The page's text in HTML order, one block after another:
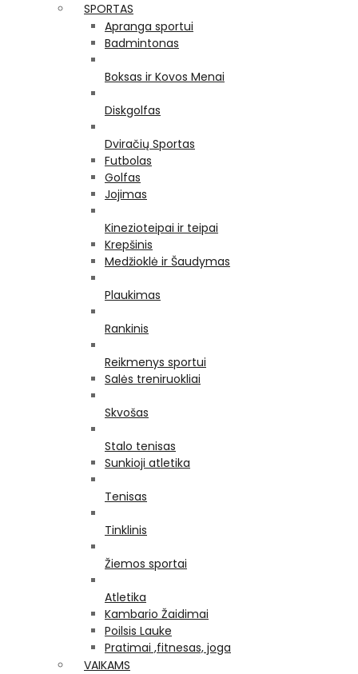
SPORTAS
Apranga sportui
Badmintonas
Boksas ir Kovos Menai
Diskgolfas
Dviračių Sportas
Futbolas
Golfas
Jojimas
Kinezioteipai ir teipai
Krepšinis
Medžioklė ir Šaudymas
Plaukimas
Rankinis
Reikmenys sportui
Salės treniruokliai
Skvošas
Stalo tenisas
Sunkioji atletika
Tenisas
Tinklinis
Žiemos sportai
Atletika
Kambario Žaidimai
Poilsis Lauke
Pratimai ,fitnesas, joga
VAIKAMS